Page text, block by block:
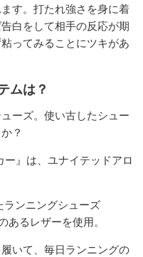
す。打たれ強さを身に着
白をして相手の反応が期
ってみることにツキがあ
ムは？
ーズ。使い古したシュー
？
』は、ユナイテッドアロ
ンニングシューズ
あるレザーを使用。
いて、毎日ランニングの